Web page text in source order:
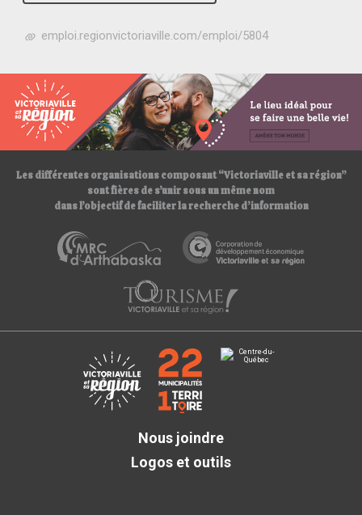
h
p
s
:
/
/
emploi.regionvictoriaville.com/emploi/5804
Les différentes organisations composant “Victoriaville et sa région”
sont fières de s’unir sous un même nom
dans l’objectif de faciliter la recherche d’information
Nous joindre
Logos et outils